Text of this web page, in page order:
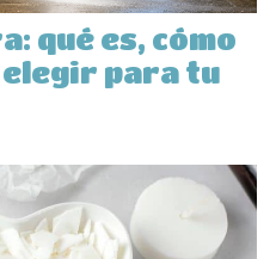
qué es, cómo
para tu